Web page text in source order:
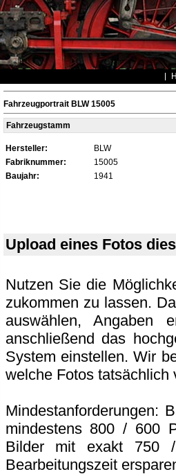
Fahrzeugportrait BLW 15005
Fahrzeugstamm
Hersteller:
BLW
Fabriknummer:
15005
Baujahr:
1941
Upload eines Fotos
Nutzen Sie die
zukommen zu lassen.
auswählen, Angaben
anschließend das
System einstellen. Wir
welche Fotos tatsächlich
Mindestanforderungen:
mindestens 800 / 600
Bilder mit exakt 750
Bearbeitungszeit